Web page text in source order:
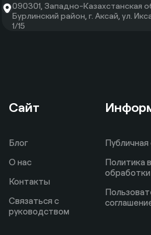
090301, Западно-Казахстанская
Бурлинский район, г. Аксай, ул.
1/15
Сайт
Блог
О нас
Контакты
Связаться с
руководством
Политика